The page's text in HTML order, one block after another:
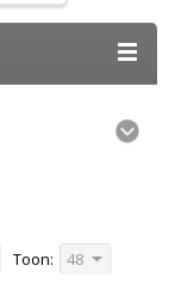
Toon: 48